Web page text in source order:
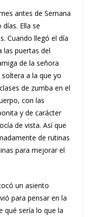
antes de Semana
Ella se
Cuando llegó el día
las puertas del
de la señora
a la que yo
de zumba en el
con las
y de carácter
de vista. Así que
de rutinas
para mejorar el
un asiento
para pensar en la
qué sería lo que la